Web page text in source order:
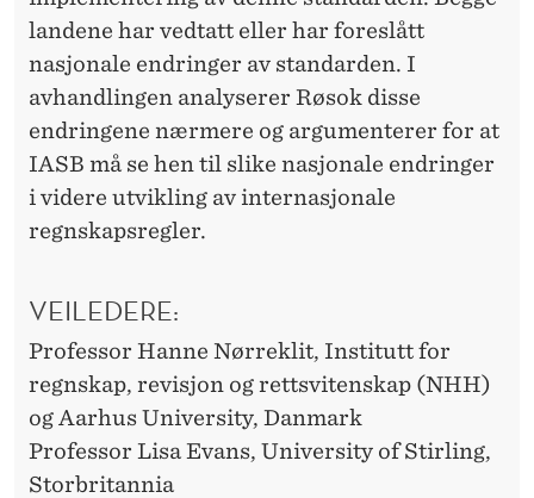
landene har vedtatt eller har foreslått
nasjonale endringer av standarden. I
avhandlingen analyserer Røsok disse
endringene nærmere og argumenterer for at
IASB må se hen til slike nasjonale endringer
i videre utvikling av internasjonale
regnskapsregler.
VEILEDERE:
Professor Hanne Nørreklit, Institutt for
regnskap, revisjon og rettsvitenskap (NHH)
og Aarhus University, Danmark
Professor Lisa Evans, University of Stirling,
Storbritannia